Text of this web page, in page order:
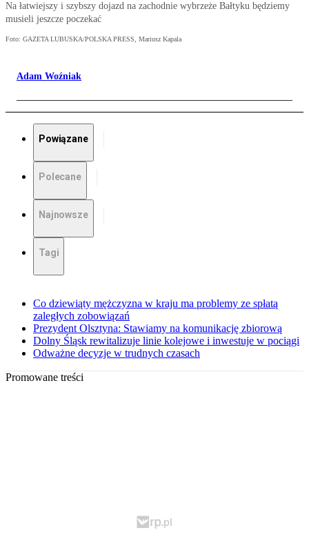
Na łatwiejszy i szybszy dojazd na zachodnie wybrzeże Bałtyku będziemy
musieli jeszcze poczekać
Foto: GAZETA LUBUSKA/POLSKA PRESS, Mariusz Kapala
Adam Woźniak
Powiązane
Polecane
Najnowsze
Tagi
Co dziewiąty mężczyzna w kraju ma problemy ze spłatą
zaległych zobowiązań
Prezydent Olsztyna: Stawiamy na komunikację zbiorową
Dolny Śląsk rewitalizuje linie kolejowe i inwestuje w pociągi
Odważne decyzje w trudnych czasach
Promowane treści